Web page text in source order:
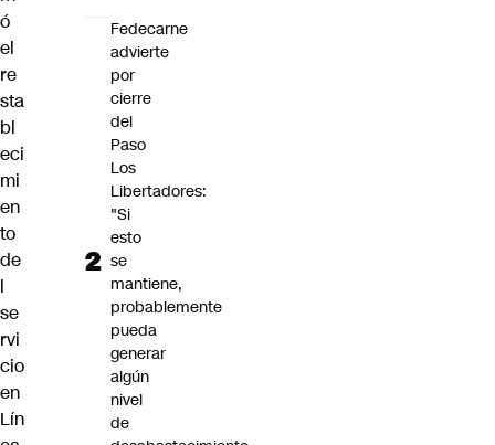
ó
el
re
sta
bl
eci
mi
en
to
de
l
se
rvi
cio
en
Lín
Fedecarne
advierte
por
cierre
del
Paso
Los
Libertadores:
"Si
esto
se
mantiene,
probablemente
pueda
generar
algún
nivel
de